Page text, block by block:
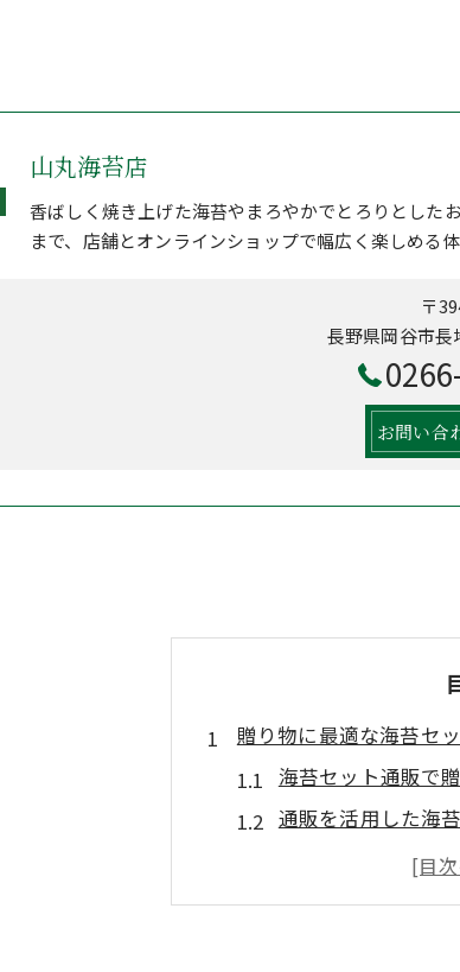
山丸海苔店
香ばしく焼き上げた海苔やまろやかでとろりとした
まで、店舗とオンラインショップで幅広く楽しめる体
〒
長野県岡谷市長
お問い合
贈り物に最適な海苔セ
海苔セット通販で
通販を活用した海
人気の海苔セット
通販で選ぶおしゃ